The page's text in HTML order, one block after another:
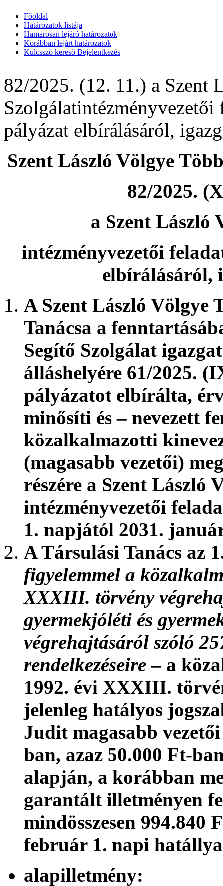
Főoldal
Határozatok listája
Hamarosan lejáró határozatok
Korábban lejárt határozatok
Kulcsszó kereső Bejelentkezés
82/2025. (12. 11.) a Szent
pályázat elbírálásáról,
Szent László Völgye
82/2025.
a Szent László
intézményvezetői
elbírálásáról,
A Szent László Völgye
Tanácsa a
Segítő Szolgálat
álláshelyére 61/2025.
pályázatot elbírálta,
minősíti és – nevezett
közalkalmazotti
(magasabb vezetői)
részére a Szent László
intézményvezetői
1. napjától 2031.
A Társulási Tanács az
figyelemmel a
XXXIII. törvény
gyermekjóléti és
végrehajtásáról szóló
rendelkezéseire– a
1992. évi XXXIII.
jelenleg hatályos
Judit magasabb
ban, azaz 50.000 Ft-
alapján, a korábban
garantált illetményen
mindösszesen 994.840
február 1. napi